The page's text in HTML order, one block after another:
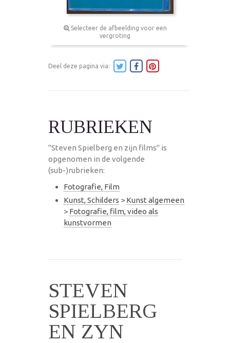
Selecteer de afbeelding voor een
vergroting
Deel deze pagina via:
RUBRIEKEN
"Steven Spielberg en zijn films" is
opgenomen in de volgende
(sub-)rubrieken:
Fotografie, Film
Kunst, Schilders > Kunst algemeen
> Fotografie, film, video als
kunstvormen
STEVEN
SPIELBERG
EN ZYN